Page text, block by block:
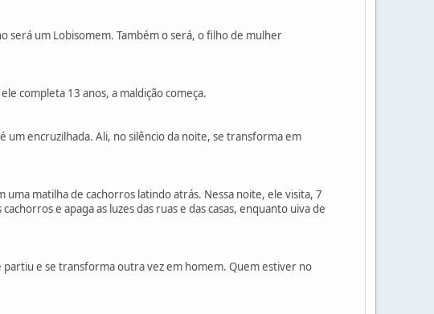
será um Lobisomem. Também o será, o filho de mulher
completa 13 anos, a maldição começa.
encruzilhada. Ali, no silêncio da noite, se transforma em
matilha de cachorros latindo atrás. Nessa noite, ele visita, 7
e apaga as luzes das ruas e das casas, enquanto uiva de
partiu e se transforma outra vez em homem. Quem estiver no